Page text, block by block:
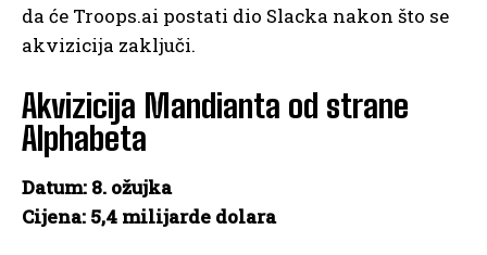
da će Troops.ai postati dio Slacka nakon što se
akvizicija zaključi.
Akvizicija Mandianta od strane
Alphabeta
Datum: 8. ožujka
Cijena: 5,4 milijarde dolara